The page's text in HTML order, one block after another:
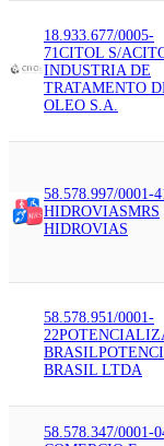
18.933.677/0005-
71CITOL S/A
INDUSTRIA DE
TRATAMENTO
OLEO S.A.
58.578.997/0001-
HIDROVIASMRS
HIDROVIAS
58.578.951/0001-
22
BRASIL
BRASIL LTDA
58.578.347/0001-